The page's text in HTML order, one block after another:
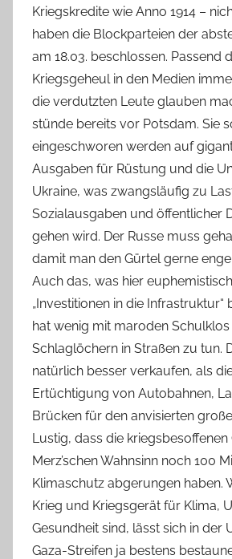
Kriegskredite wie Anno 1914 –
haben die Blockparteien der
am 18.03. beschlossen. Passend
Kriegsgeheul in den Medien
die verdutzten Leute glauben
stünde bereits vor Potsdam. Sie
eingeschworen werden auf
Ausgaben für Rüstung und die
Ukraine, was zwangsläufig zu
Sozialausgaben und öffentlicher
gehen wird. Der Russe muss
damit man den Gürtel gerne
Auch das, was hier
„Investitionen in die Infrastruktur“
hat wenig mit maroden
Schlaglöchern in Straßen zu tun.
natürlich besser verkaufen, als
Ertüchtigung von Autobahnen,
Brücken für den anvisierten
Lustig, dass die kriegsbesoffenen
Merz’schen Wahnsinn noch 100
Klimaschutz abgerungen haben.
Krieg und Kriegsgerät für Klima,
Gesundheit sind, lässt sich in der
Gaza-Streifen ja bestens